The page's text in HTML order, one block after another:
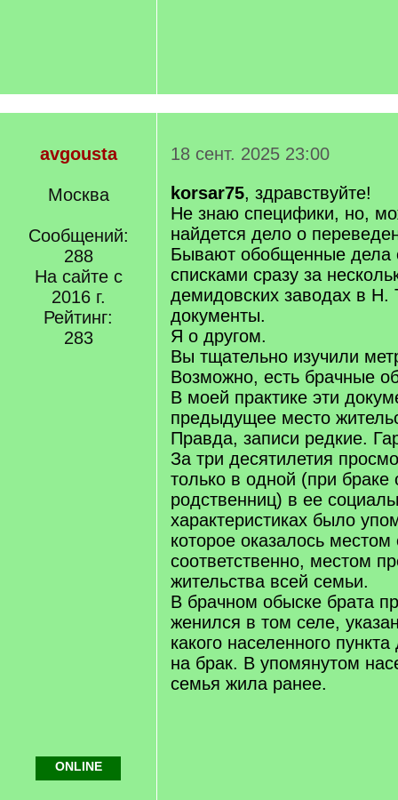
avgousta
Москва
Сообщений:
288
На сайте с
2016 г.
Рейтинг:
283
18 сент. 2025 23:00
korsar75, здравствуйте!
Не знаю специфики, но,
найдется дело о
Бывают обобщенные дела
списками сразу за
демидовских заводах в Н.
документы.
Я о другом.
Вы тщательно изучили
Возможно, есть брачные
В моей практике эти
предыдущее место
Правда, записи редкие.
За три десятилетия
только в одной (при браке
родственниц) в ее
характеристиках было
которое оказалось
соответственно, местом
жительства всей семьи.
В брачном обыске брата
женился в том селе,
какого населенного
на брак. В упомянутом
семья жила ранее.
ONLINE